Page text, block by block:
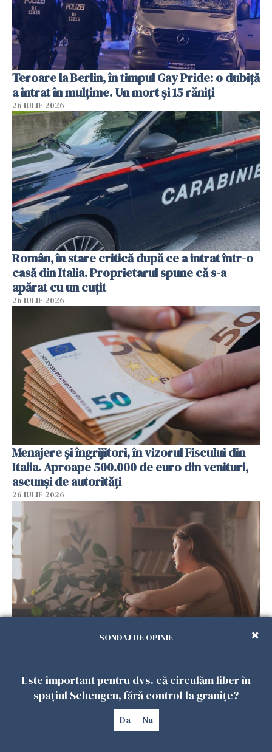
Teroare la Berlin, în timpul Gay Pride: o dubiță
a intrat în mulțime. Un mort și 15 răniți
26 IULIE 2026
Român, în stare critică după ce a intrat într-o
casă din Italia. Proprietarul spune că s-a
apărat cu un cuțit
26 IULIE 2026
Menajere și îngrijitori, în vizorul Fiscului din
Italia. Aproape 500.000 de euro din venituri,
ascunși de autorități
26 IULIE 2026
imigranți
26 IULIE 2026
SONDAJ DE OPINIE
Este important pentru dvs. că circulăm liber în
spațiul Schengen, fără control la granițe?
Da Nu